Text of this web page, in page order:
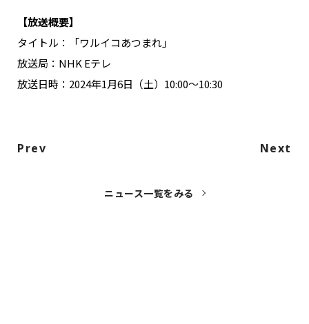
【放送概要】
タイトル：「ワルイコあつまれ」
放送局：NHK Eテレ
放送日時：2024年1月6日（土）10:00～10:30
Prev Next
ニュース一覧をみる